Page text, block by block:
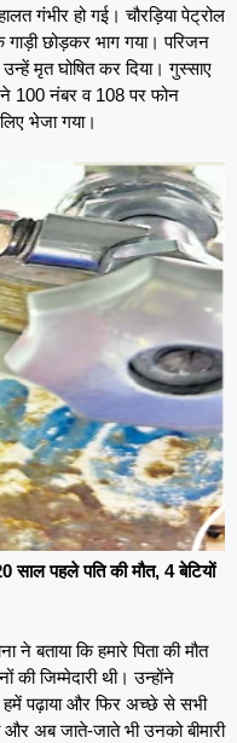
गंभीर हो गई। चौ​रड़िया पेट्रोल
छोड़कर भाग गया। परिजन
मृत घोषित कर दिया। गुस्साए
100 नंबर व 108 पर फोन
भेजा गया।
साल पहले पति की मौत, 4 बेटियों
ने बताया कि हमारे पिता की मौत
की जिम्मेदारी थी। उन्होंने
हमें पढ़ाया और फिर अच्छे से सभी
अब जाते-जाते भी उनको बीमारी